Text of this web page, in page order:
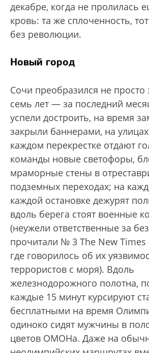
декабре, когда не пролилась
кровь: та же сплоченность,
без революции.
Новый город
Сочи преобразился не просто
семь лет — за последний
успели достроить, на время
закрыли баннерами, на
каждом перекрестке отдают
команды новые светофоры,
мраморные стены в
подземных переходах; на
каждой остановке дежурят
вдоль берега стоят военные
(неужели ответственные за
прочитали № 3 The New Times
где говорилось об их
террористов с моря). Вдоль
железнодорожного полотна,
каждые 15 минут курсируют
бесплатными на время
одиноко сидят мужчины в
цветов ОМОНа. Даже на